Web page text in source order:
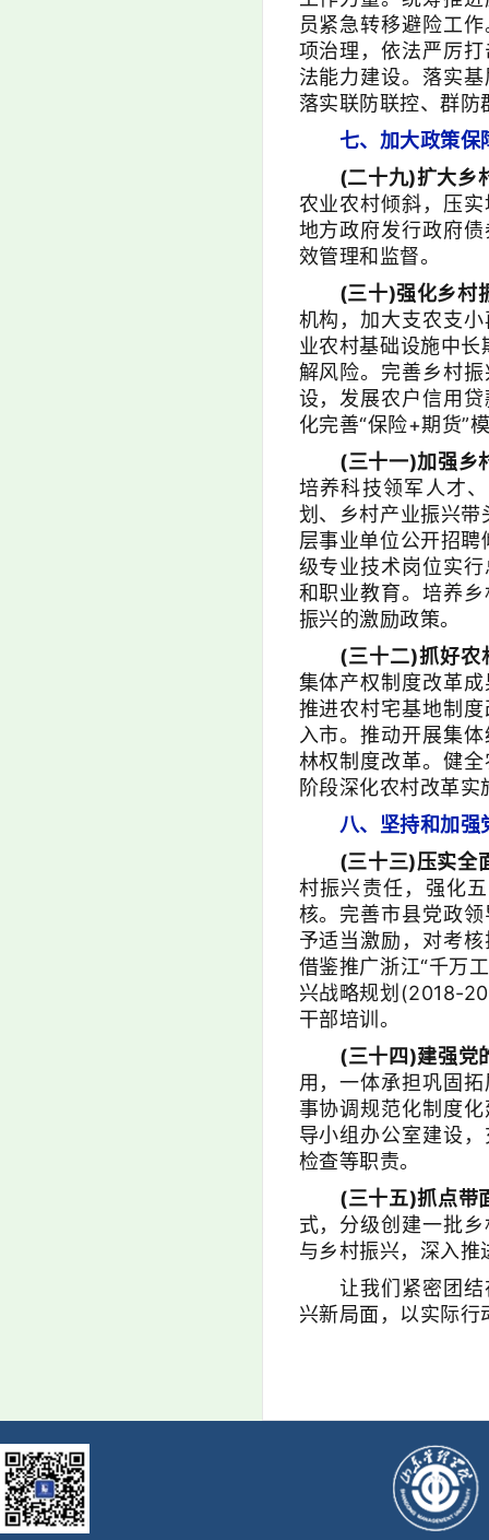
员紧急转移避险工
项治理，依法严厉
法能力建设。落实
落实联防联控、群防
七、加大政策保
(二十九)扩大乡
农业农村倾斜，压
地方政府发行政府
效管理和监督。
(三十)强化乡村
机构，加大支农支
业农村基础设施中
解风险。完善乡村
设，发展农户信用
化完善“保险+期货”
(三十一)加强乡
培养科技领军人才
划、乡村产业振兴带
层事业单位公开招
级专业技术岗位实
和职业教育。培养
振兴的激励政策。
(三十二)抓好农
集体产权制度改革
推进农村宅基地制
入市。推动开展集
林权制度改革。健
阶段深化农村改革实
八、坚持和加强
(三十三)压实全面
村振兴责任，强化
核。完善市县党政
予适当激励，对考
借鉴推广浙江“千万
兴战略规划(2018-
干部培训。
(三十四)建强党
用，一体承担巩固
事协调规范化制度
导小组办公室建设
检查等职责。
(三十五)抓点带
式，分级创建一批
与乡村振兴，深入推
让我们紧密团结在
兴新局面，以实际